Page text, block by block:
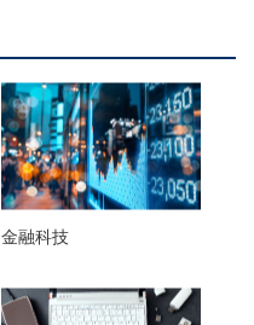
金融科技